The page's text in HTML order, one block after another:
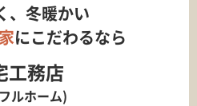
、冬暖かい
にこだわるなら
工務店
ルホーム)